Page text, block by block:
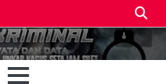
Beranda